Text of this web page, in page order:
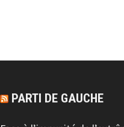
PARTI DE GAUCHE